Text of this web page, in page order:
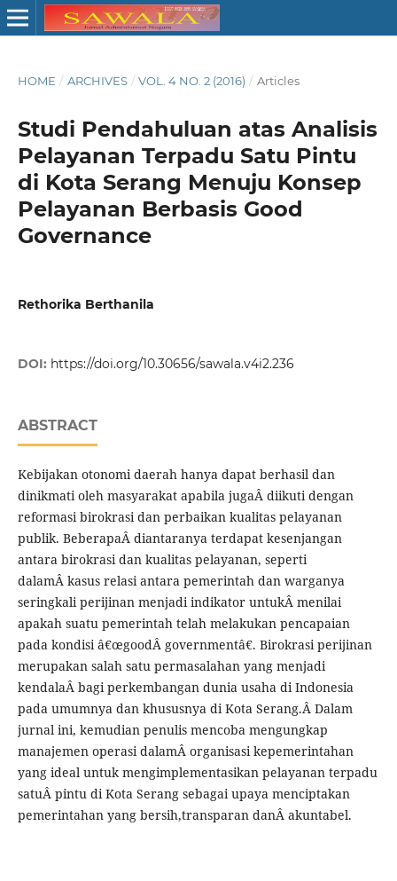
HOME / ARCHIVES / VOL. 4 NO. 2 (2016) / Articles
Studi Pendahuluan atas Analisis
Pelayanan Terpadu Satu Pintu
di Kota Serang Menuju Konsep
Pelayanan Berbasis Good
Governance
Rethorika Berthanila
DOI: https://doi.org/10.30656/sawala.v4i2.236
ABSTRACT
Kebijakan otonomi daerah hanya dapat berhasil dan
dinikmati oleh masyarakat apabila jugaÂ diikuti dengan
reformasi birokrasi dan perbaikan kualitas pelayanan
publik. BeberapaÂ diantaranya terdapat kesenjangan
antara birokrasi dan kualitas pelayanan, seperti
dalamÂ kasus relasi antara pemerintah dan warganya
seringkali perijinan menjadi indikator untukÂ menilai
apakah suatu pemerintah telah melakukan pencapaian
pada kondisi â€œgoodÂ governmentâ€. Birokrasi perijinan
merupakan salah satu permasalahan yang menjadi
kendalaÂ bagi perkembangan dunia usaha di Indonesia
pada umumnya dan khususnya di Kota Serang.Â Dalam
jurnal ini, kemudian penulis mencoba mengungkap
manajemen operasi dalamÂ organisasi kepemerintahan
yang ideal untuk mengimplementasikan pelayanan terpadu
satuÂ pintu di Kota Serang sebagai upaya menciptakan
pemerintahan yang bersih,transparan danÂ akuntabel.